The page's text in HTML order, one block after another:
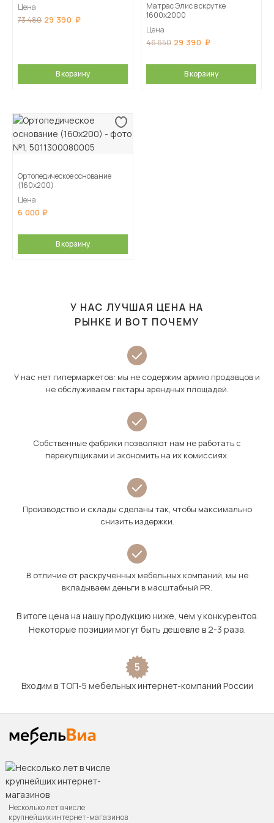
Цена
73 480 29 390
В корзину
Матрас Элис в скрутке
1600х2000
Цена
46 650 29 390
В корзину
Ортопедическое основание
(160х200)
Цена
6 000
В корзину
У НАС ЛУЧШАЯ ЦЕНА НА
РЫНКЕ И ВОТ ПОЧЕМУ
У нас нет гипермаркетов: мы не содержим армию продавцов и
не обслуживаем гектары арендных площадей.
Собственные фабрики позволяют нам не работать с
перекупщиками и экономить на их комиссиях.
Производство и склады сделаны так, чтобы максимально
снизить издержки.
В отличие от раскрученных мебельных компаний, мы не
вкладываем деньги в масштабный PR.
В итоге цена на нашу продукцию ниже, чем у конкурентов.
Некоторые позиции могут быть дешевле в 2-3 раза.
5
Входим в ТОП-5 мебельных интернет-компаний России
Несколько лет в числе
крупнейших интернет-магазинов